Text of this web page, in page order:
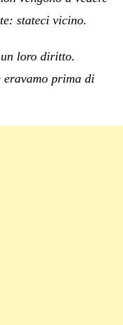
stateci vicino.
loro diritto.
eravamo prima di